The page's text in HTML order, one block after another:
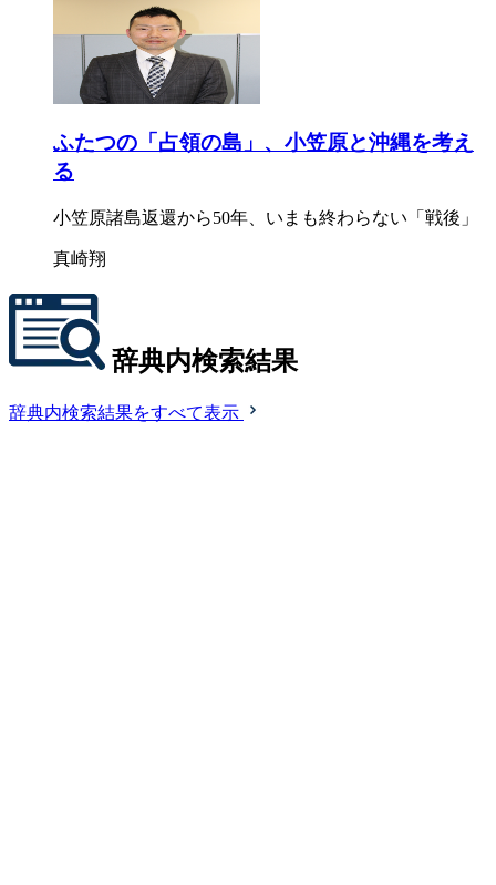
ふたつの「占領の島」、小笠原と沖縄を考え
る
小笠原諸島返還から50年、いまも終わらない「戦後」
真崎翔
辞典内検索結果
辞典内検索結果をすべて表示